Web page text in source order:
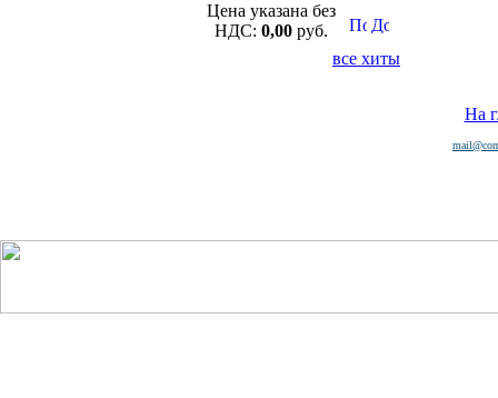
Цена указана без
НДС: 0,00 руб.
все хиты
На